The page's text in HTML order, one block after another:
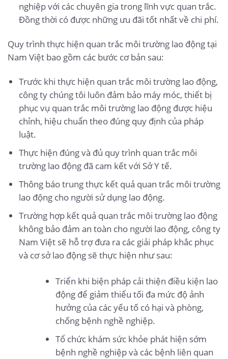
nghiệp với các chuyên gia trong lĩnh vực quan trắc.
Đồng thời có được những ưu đãi tốt nhất về chi phí.
Quy trình thực hiện quan trắc môi trường lao động tại
Nam Việt bao gồm các bước cơ bản sau:
Trước khi thực hiện quan trắc môi trường lao động,
công ty chúng tôi luôn đảm bảo máy móc, thiết bị
phục vụ quan trắc môi trường lao động được hiệu
chỉnh, hiệu chuẩn theo đúng quy định của pháp
luật.
Thực hiện đúng và đủ quy trình quan trắc môi
trường lao động đã cam kết với Sở Y tế.
Thông báo trung thực kết quả quan trắc môi trường
lao động cho người sử dụng lao động.
Trường hợp kết quả quan trắc môi trường lao động
không bảo đảm an toàn cho người lao động, công ty
Nam Việt sẽ hỗ trợ đưa ra các giải pháp khắc phục
và cơ sở lao động sẽ thực hiện như sau:
Triển khi biện pháp cải thiện điều kiện lao
động để giảm thiểu tối đa mức độ ảnh
hưởng của các yếu tố có hại và phòng,
chống bệnh nghề nghiệp.
Tổ chức khám sức khỏe phát hiện sớm
bệnh nghề nghiệp và các bệnh liên quan